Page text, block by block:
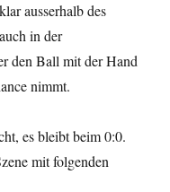
ausserhalb des
in der
den Ball mit der Hand
nimmt.
es bleibt beim 0:0.
mit folgenden